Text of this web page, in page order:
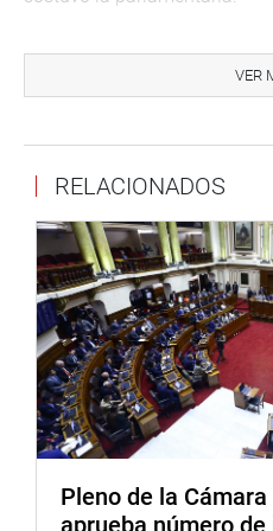
manera expresa la atención
policial, incorporando como
existentes y desarrollar
accidentes y misiones de
Durante el debate, el
Presupuesto y Cuenta
congresista Edwin Martínez
resaltó que la propuesta
que mantenía al personal
expresa del sistema de
ser uno de los sectores más
psicológicos.
VER
RELACIONADOS
Pleno de la
aprueba número